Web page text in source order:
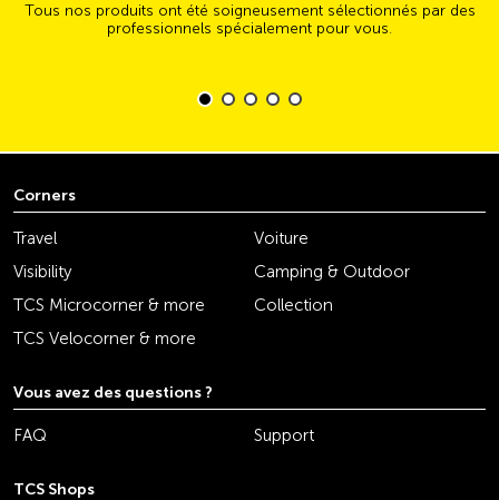
Tous nos produits ont été soigneusement sélectionnés par des
professionnels spécialement pour vous.
Corners
Travel
Voiture
Visibility
Camping & Outdoor
TCS Microcorner & more
Collection
TCS Velocorner & more
Vous avez des questions ?
FAQ Support
TCS Shops